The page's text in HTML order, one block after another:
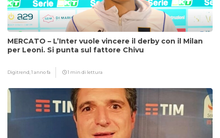
MERCATO – L’Inter vuole vincere il derby con il Milan
per Leoni. Si punta sul fattore Chivu
Digitrend,1 anno fa 1 min di lettura